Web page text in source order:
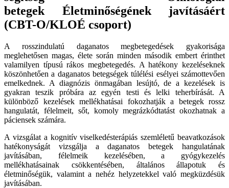
betegek Életminőségének javításáért
(CBT-O/KLOÉ csoport)
A rosszindulatú daganatos megbetegedések gyakorisága
meglehetősen magas, élete során minden második embert érinthet
valamilyen típusú rákos megbetegedés. A hatékony kezeléseknek
köszönhetően a daganatos betegségek túlélési esélyei számottevően
emelkednek. A diagnózis önmagában lesújtó, de a kezelések is
gyakran teszik próbára az egyén testi és lelki teherbírását. A
különböző kezelések mellékhatásai fokozhatják a betegek rossz
hangulatát, félelmeit, sőt, komoly megrázkódtatást okozhatnak a
páciensek számára.
A vizsgálat a kognitív viselkedésterápiás szemléletű beavatkozások
hatékonyságát vizsgálja a daganatos betegek hangulatának
javításában, félelmeik kezelésében, a gyógykezelés
mellékhatásainak csökkentésében, általános állapotuk és
életminőségük, valamint a nehéz helyzetekkel való megküzdésük
javításában.